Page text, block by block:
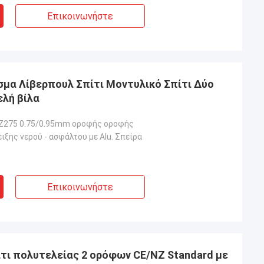
είναι ευτυχής
είναι επίσης
Είμαι πολύ ευτυχής να εργαστώ με το
deepblue, θα συνεχίσω να συνεργάζομαι
Επικοινωνήστε
Λίβερπουλ Σπίτι Μοντυλικό Σπίτι Δύο
βίλα
0.75/0.95mm οροφής οροφής
νερού ‐ ασφάλτου με Alu. Σπείρα
Επικοινωνήστε
πολυτελείας 2 ορόφων CE/NZ Standard με